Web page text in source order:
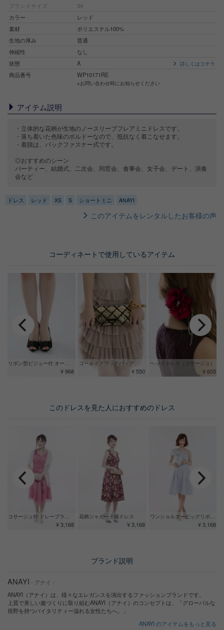
ブランドサイズ
34
カラー
レッド
素材
ポリエステル100%
生地の厚み
普通
伸縮性
なし
状態
A 詳しくはコチラ
商品番号 WP10171RE
※お問い合わせ時にお知らせください
アイテム説明
・立体的な花柄が生地のノースリーブフレアミニドレスです。
・落ち着いた色味のボルドーなので、抵抗なく着こなせます。
・着脱は、バックファスナー式です。
◎おすすめのシーン
パーティー、結婚式、二次会、同窓会、食事会、女子会、デート、演奏
会など
ドレス レッド XS S ショートミニ ANAYI
このアイテムをレンタルしたお客様の声
コーディネートで使用しているアイテム
ゴールドクラッチバッグ
¥ 550
ヘッドドレス（コサージュ）
¥ 605
リボン型ビジュー付 オープントゥパンプス
¥ 968
このドレスを見た人におすすめのドレス
花柄ジャガード織ドレス
¥ 3,168
ワンショルダービッグリボンドレス
¥ 3,168
コサージュ付 ドレープラメドレス
¥ 3,168
ブランド説明
ANAYI - アナイ -
ANAYI（アナイ）は、様々なエレガンスを演出するファッションブランドです。
上質で美しい服づくりに取り組むANAYI（アナイ）のコンセプトは、「グローバルな
視野を持つバイタリティー溢れる女性たちへ。」
ANAYI のアイテムをもっと見る